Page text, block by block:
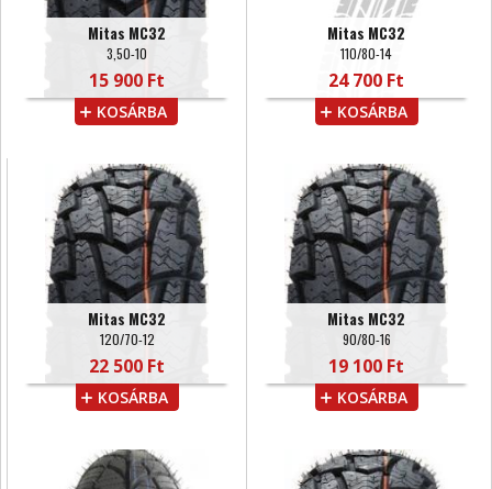
Mitas MC32
3,50-10
15 900 Ft
KOSÁRBA
Mitas MC32
110/80-14
24 700 Ft
KOSÁRBA
Mitas MC32
120/70-12
22 500 Ft
KOSÁRBA
Mitas MC32
90/80-16
19 100 Ft
KOSÁRBA